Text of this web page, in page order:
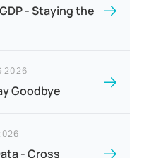
- Staying the
2026
Goodbye
- Cross